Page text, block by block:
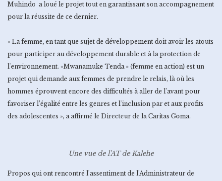
Muhindo a loué le projet tout en garantissant son accompagnement
pour la réussite de ce dernier.
« La femme, en tant que sujet de développement doit avoir les atouts
pour participer au développement durable et à la protection de
l’environnement. «Mwanamuke Tenda » (femme en action) est un
projet qui demande aux femmes de prendre le relais, là où les
hommes éprouvent encore des difficultés à aller de l’avant pour
favoriser l’égalité entre les genres et l’inclusion par et aux profits
des adolescentes », a affirmé le Directeur de la Caritas Goma.
Une vue de l’AT de Kalehe
Propos qui ont rencontré l’assentiment de l’Administrateur de